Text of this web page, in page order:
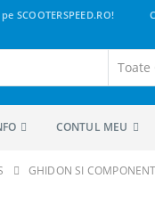
SCOOTERSPEED.RO!
CONTUL MEU
GHIDON SI